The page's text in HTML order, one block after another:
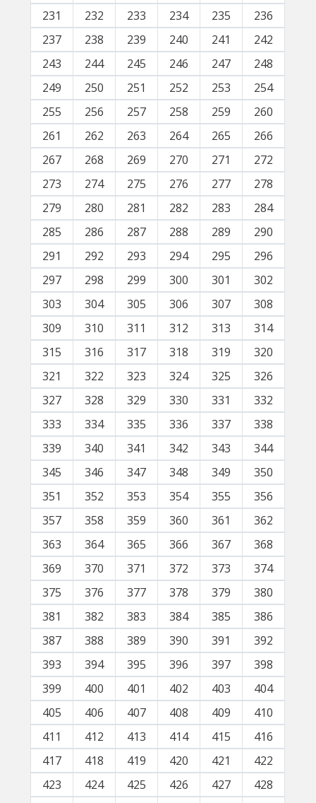
231
232 233 234 235
236
237
238 239 240 241
242
243
244 245 246 247
248
249
250 251 252 253
254
255
256 257 258 259
260
261
262 263 264 265
266
267
268 269 270 271
272
273
274 275 276 277
278
279
280 281 282 283
284
285
286 287 288 289
290
291
292 293 294 295
296
297
298 299 300 301
302
303
304 305 306 307
308
309
310 311 312 313
314
315
316 317 318 319
320
321
322 323 324 325
326
327
328 329 330 331
332
333
334 335 336 337
338
339
340 341 342 343
344
345
346 347 348 349
350
351
352 353 354 355
356
357
358 359 360 361
362
363
364 365 366 367
368
369
370 371 372 373
374
375
376 377 378 379
380
381
382 383 384 385
386
387
388 389 390 391
392
393
394 395 396 397
398
399
400 401 402 403
404
405
406 407 408 409
410
411
412 413 414 415
416
417
418 419 420 421
422
423
424 425 426 427
428